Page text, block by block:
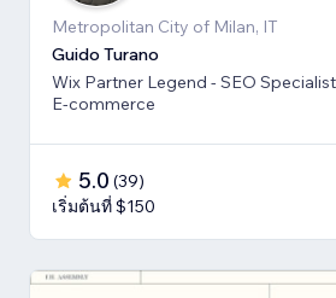
Metropolitan City of Milan, IT
Guido Turano
Wix Partner Legend - SEO
E-commerce
5.0 (39)
เริ่มต้นที่ $150